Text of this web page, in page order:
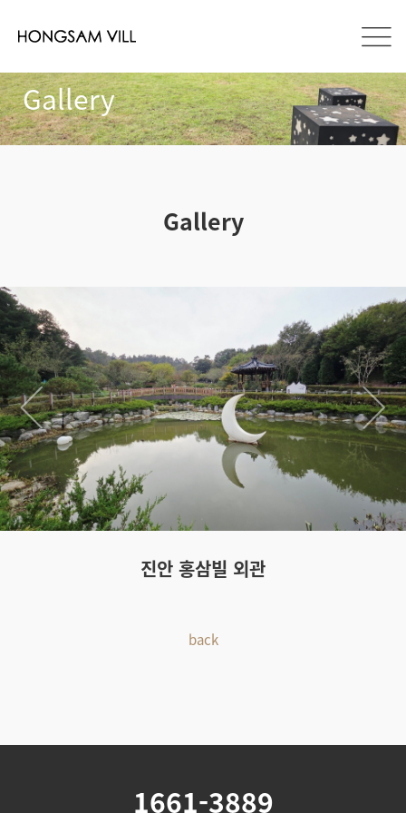
Gallery
Gallery
진안 홍삼빌 외관
back
1661-3889